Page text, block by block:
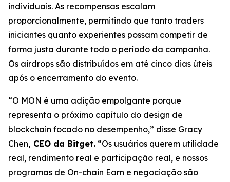
individuais. As recompensas escalam
proporcionalmente, permitindo que tanto traders
iniciantes quanto experientes possam competir de
forma justa durante todo o período da campanha.
Os airdrops são distribuídos em até cinco dias úteis
após o encerramento do evento.
“O MON é uma adição empolgante porque
representa o próximo capítulo do design de
blockchain focado no desempenho,” disse Gracy
Chen, CEO da Bitget. “Os usuários querem utilidade
real, rendimento real e participação real, e nossos
programas de On-chain Earn e negociação são